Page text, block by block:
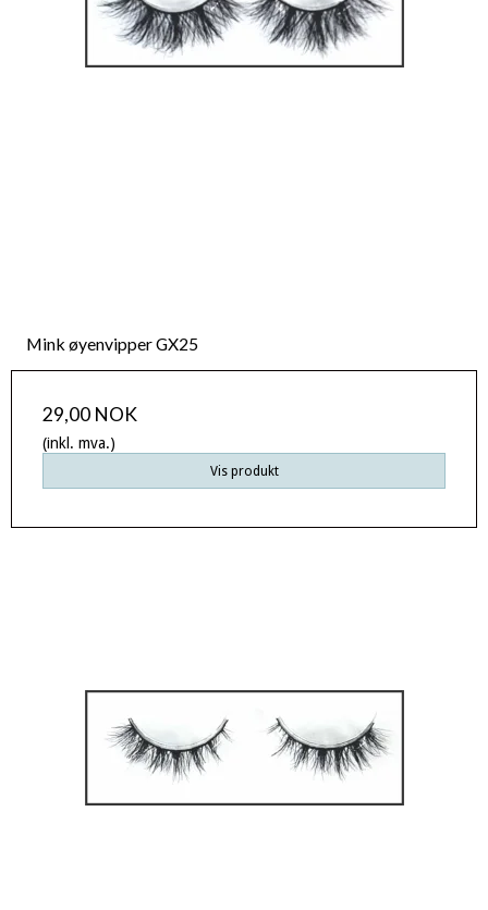
Mink øyenvipper GX25
29,00 NOK
(inkl. mva.)
Vis produkt